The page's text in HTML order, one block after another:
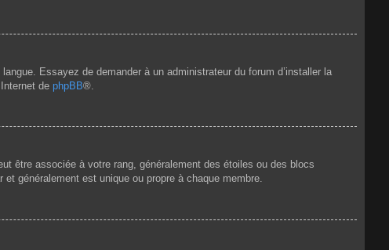
Essayez de demander à un administrateur du forum d’installer la
de phpBB®.
être associée à votre rang, généralement des étoiles ou des blocs
généralement est unique ou propre à chaque membre.